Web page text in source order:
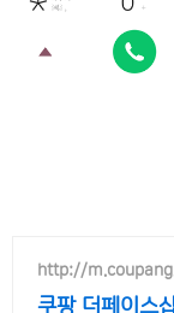
http://
쿠팡 더페이스